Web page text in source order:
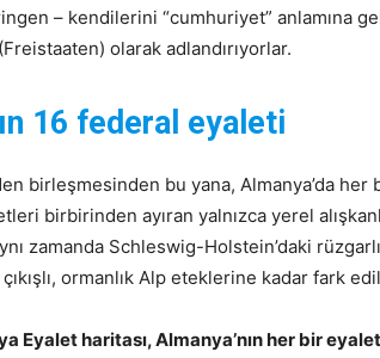
– kendilerini “cumhuriyet” anlamına
olarak adlandırıyorlar.
16 federal eyaleti
birleşmesinden bu yana, Almanya’da
birbirinden ayıran yalnızca yerel
zamanda Schleswig-Holstein’daki
ormanlık Alp eteklerine kadar fark
Eyalet haritası, Almanya’nın her bir